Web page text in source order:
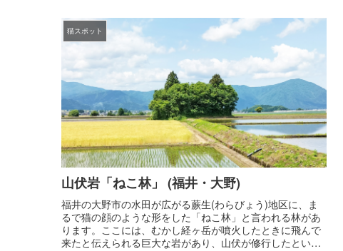
猫スポット
山伏岩「ねこ林」 (福井・大野)
福井の大野市の水田が広がる蕨生(わらびょう)地区に、ま
るで猫の顔のような形をした「ねこ林」と言われる林があ
ります。ここには、むかし経ヶ岳が噴火したときに飛んで
来たと伝えられる巨大な岩があり、山伏が修行したという